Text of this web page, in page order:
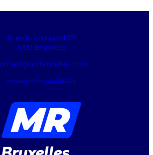
Rue du Lombard 57
1000 Bruxelles
www.mrbruxelles.be